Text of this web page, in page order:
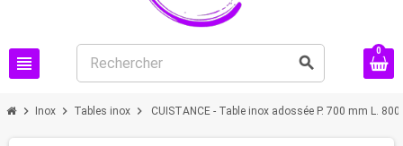
view_headline search
0
chevron_right Inox chevron_right Tables inox chevron_right CUISTANCE - Table inox adossée P. 700 mm L.